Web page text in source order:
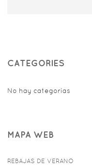
CATEGORIES
No hay categorías
MAPA WEB
REBAJAS DE VERANO